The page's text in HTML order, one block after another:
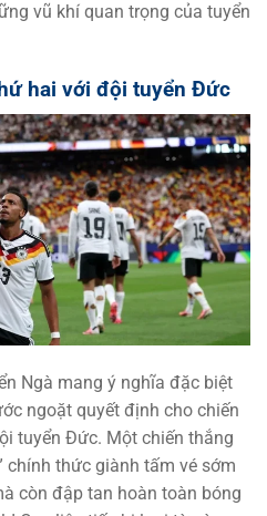
vũ khí quan trọng của tuyển
hai với đội tuyển Đức
Ngà mang ý nghĩa đặc biệt
ngoặt quyết định cho chiến
tuyển Đức. Một chiến thắng
chính thức giành tấm vé sớm
còn đập tan hoàn toàn bóng